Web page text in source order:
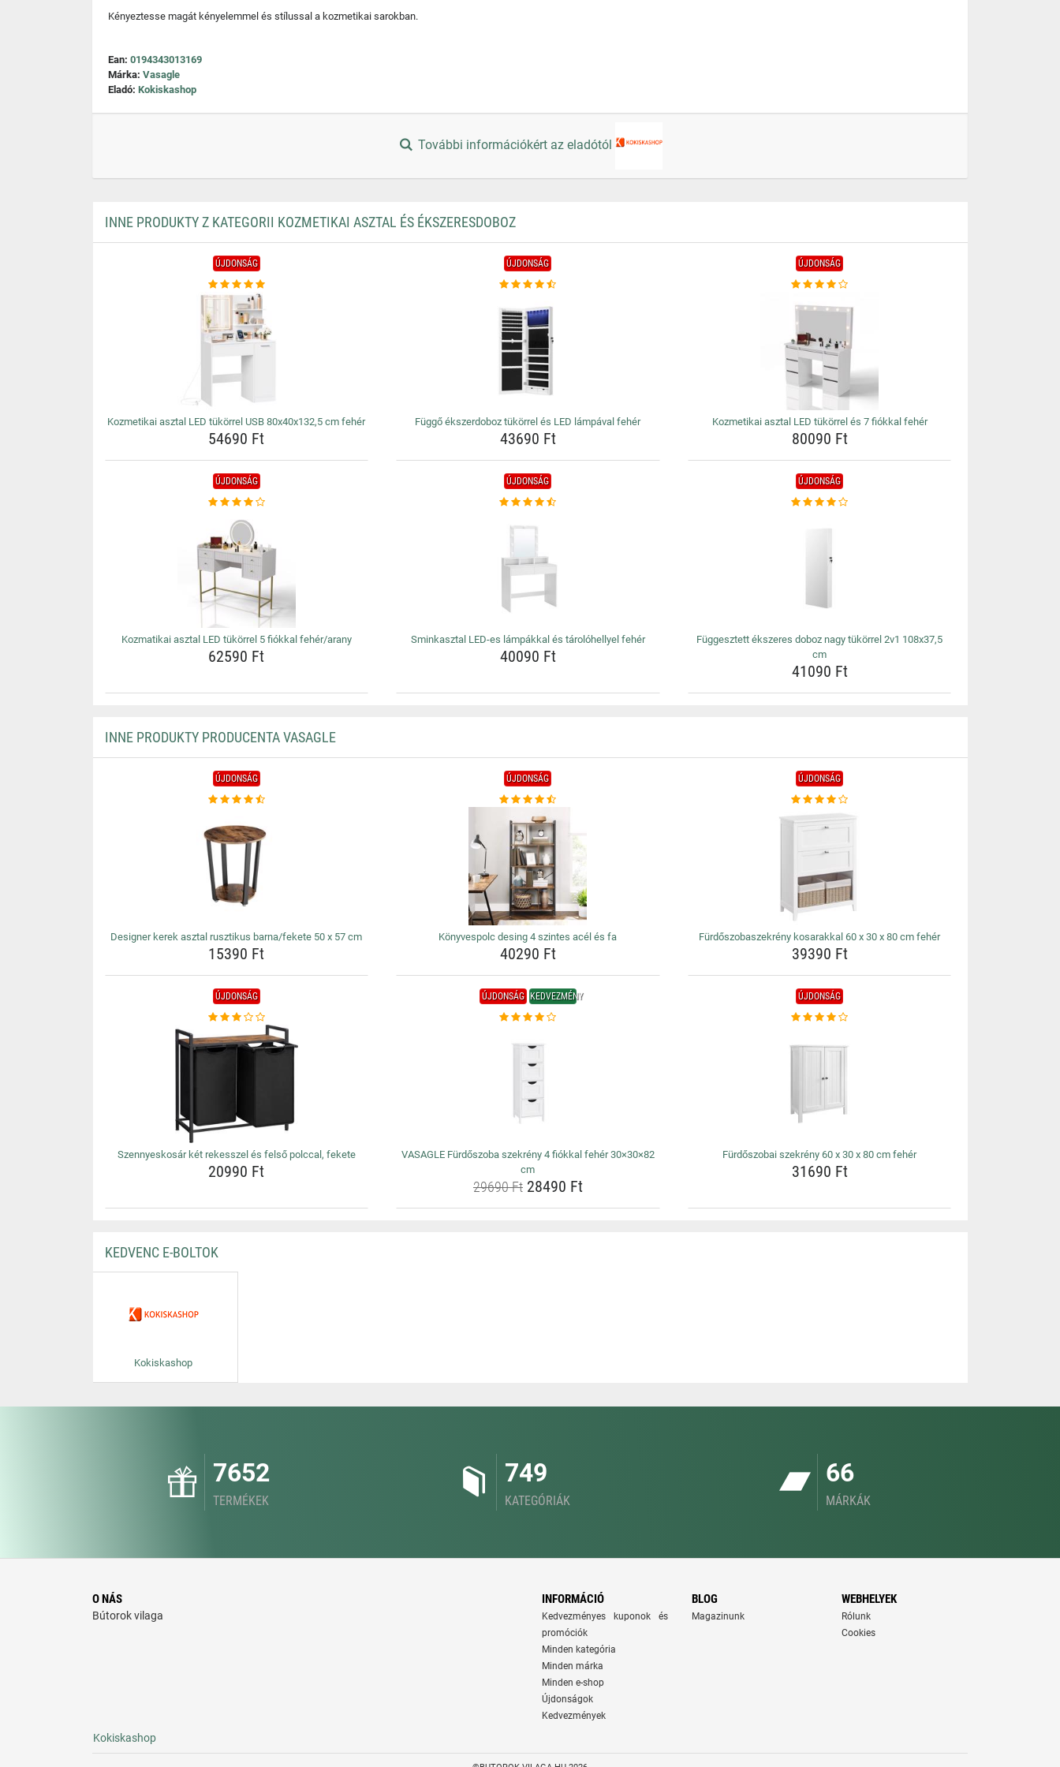
Kényeztesse magát kényelemmel és stílussal a kozmetikai sarokban.
Ean: 0194343013169
Márka: Vasagle
Eladó: Kokiskashop
További információkért az eladótól
INNE PRODUKTY Z KATEGORII KOZMETIKAI ASZTAL ÉS ÉKSZERESDOBOZ
ÚJDONSÁG
Kozmetikai asztal LED tükörrel USB 80x40x132,5 cm fehér
54690 Ft
ÚJDONSÁG
Függő ékszerdoboz tükörrel és LED lámpával fehér
43690 Ft
ÚJDONSÁG
Kozmetikai asztal LED tükörrel és 7 fiókkal fehér
80090 Ft
ÚJDONSÁG
Kozmatikai asztal LED tükörrel 5 fiókkal fehér/arany
62590 Ft
ÚJDONSÁG
Sminkasztal LED-es lámpákkal és tárolóhellyel fehér
40090 Ft
ÚJDONSÁG
Függesztett ékszeres doboz nagy tükörrel 2v1 108x37,5
cm
41090 Ft
INNE PRODUKTY PRODUCENTA VASAGLE
ÚJDONSÁG
Designer kerek asztal rusztikus barna/fekete 50 x 57 cm
15390 Ft
ÚJDONSÁG
Könyvespolc desing 4 szintes acél és fa
40290 Ft
ÚJDONSÁG
Fürdőszobaszekrény kosarakkal 60 x 30 x 80 cm fehér
39390 Ft
ÚJDONSÁG
Szennyeskosár két rekesszel és felső polccal, fekete
20990 Ft
ÚJDONSÁG KEDVEZMÉNY
VASAGLE Fürdőszoba szekrény 4 fiókkal fehér 30×30×82
cm
29690 Ft28490 Ft
ÚJDONSÁG
Fürdőszobai szekrény 60 x 30 x 80 cm fehér
31690 Ft
KEDVENC E-BOLTOK
Kokiskashop
7652
TERMÉKEK
749
KATEGÓRIÁK
66
MÁRKÁK
O NÁS
Bútorok vilaga
INFORMÁCIÓ
Kedvezményes kuponok és
promóciók
Minden kategória
Minden márka
Minden e-shop
Újdonságok
Kedvezmények
BLOG
Magazinunk
WEBHELYEK
Rólunk
Cookies
Kokiskashop